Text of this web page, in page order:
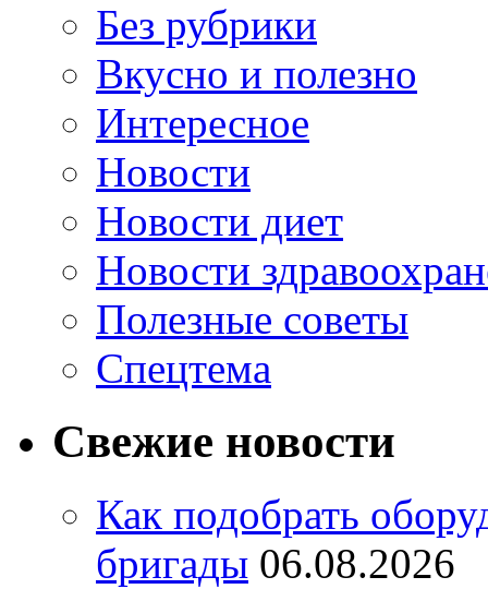
Без рубрики
Вкусно и полезно
Интересное
Новости
Новости диет
Новости
Полезные советы
Спецтема
Свежие новости
Как подобрать
бригады 06.08.2026